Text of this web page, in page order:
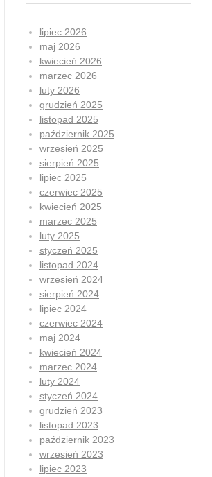
lipiec 2026
maj 2026
kwiecień 2026
marzec 2026
luty 2026
grudzień 2025
listopad 2025
październik 2025
wrzesień 2025
sierpień 2025
lipiec 2025
czerwiec 2025
kwiecień 2025
marzec 2025
luty 2025
styczeń 2025
listopad 2024
wrzesień 2024
sierpień 2024
lipiec 2024
czerwiec 2024
maj 2024
kwiecień 2024
marzec 2024
luty 2024
styczeń 2024
grudzień 2023
listopad 2023
październik 2023
wrzesień 2023
lipiec 2023